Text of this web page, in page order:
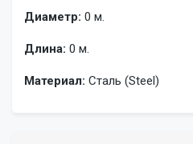
Диаметр: 0 м.
Длина: 0 м.
Материал: Сталь (Steel)